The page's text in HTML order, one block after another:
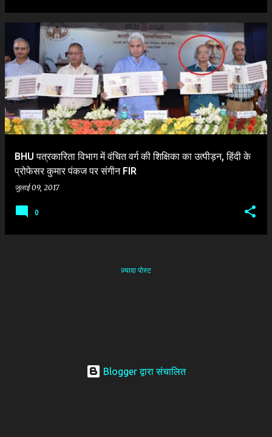
BHU पत्रकारिता विभाग में वंचित वर्ग की शिक्षिका का उत्‍पीड़न, हिंदी के
प्रोफेसर कुमार पंकज पर संगीन FIR
जुलाई 09, 2017
0
ज़्यादा पोस्ट
Blogger द्वारा संचालित